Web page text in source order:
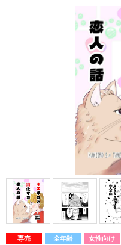
専売 全年齢 女性向け